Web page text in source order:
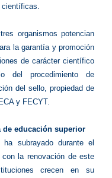
organismos potencian
la garantía y promoción
de carácter científico
del procedimiento de
del sello, propiedad de
y FECYT.
educación superior
ha subrayado durante el
la renovación de este
crecen en su